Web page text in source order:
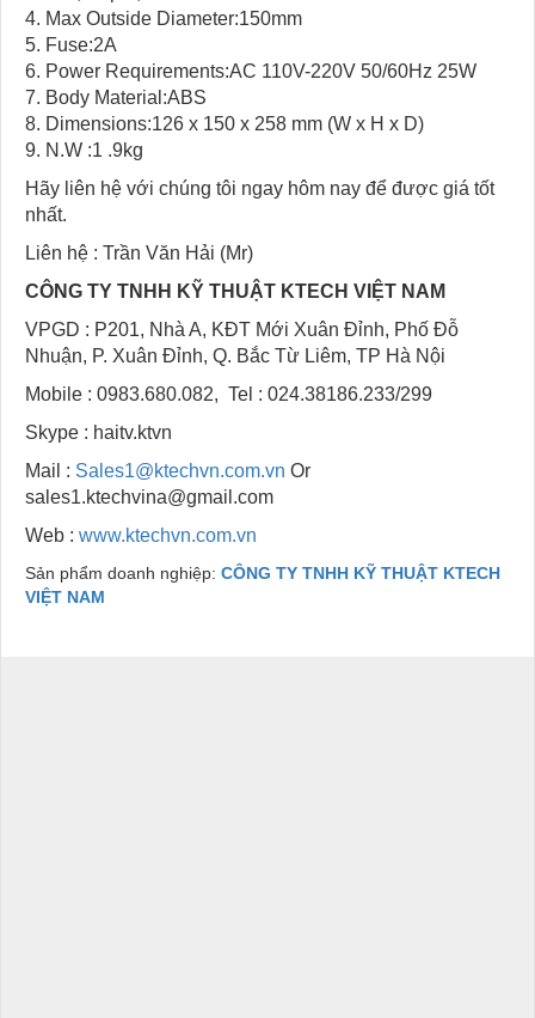
4. Max Outside Diameter:150mm
5. Fuse:2A
6. Power Requirements:AC 110V-220V 50/60Hz 25W
7. Body Material:ABS
8. Dimensions:126 x 150 x 258 mm (W x H x D)
9. N.W :1 .9kg
Hãy liên hệ với chúng tôi ngay hôm nay để được giá tốt
nhất.
Liên hệ : Trần Văn Hải (Mr)
CÔNG TY TNHH KỸ THUẬT KTECH VIỆT NAM
VPGD : P201, Nhà A, KĐT Mới Xuân Đỉnh, Phố Đỗ
Nhuận, P. Xuân Đỉnh, Q. Bắc Từ Liêm, TP Hà Nội
Mobile : 0983.680.082, Tel : 024.38186.233/299
Skype : haitv.ktvn
Mail : Sales1@ktechvn.com.vn Or
sales1.ktechvina@gmail.com
Web : www.ktechvn.com.vn
Sản phẩm doanh nghiệp: CÔNG TY TNHH KỸ THUẬT KTECH
VIỆT NAM